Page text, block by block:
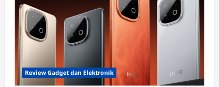
Review Gadget dan Elektronik